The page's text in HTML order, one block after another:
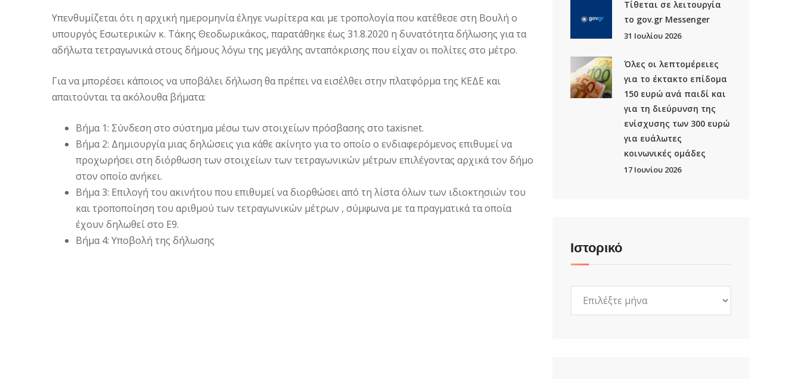
Υπενθυμίζεται ότι η αρχική ημερομηνία έληγε νωρίτερα και με τροπολογία που κατέθεσε στη Βουλή ο
υπουργός Εσωτερικών κ. Τάκης Θεοδωρικάκος, παρατάθηκε έως 31.8.2020 η δυνατότητα δήλωσης για τα
αδήλωτα τετραγωνικά στους δήμους λόγω της μεγάλης ανταπόκρισης που είχαν οι πολίτες στο μέτρο.
Για να μπορέσει κάποιος να υποβάλει δήλωση θα πρέπει να εισέλθει στην πλατφόρμα της ΚΕΔΕ και
απαιτούνται τα ακόλουθα βήματα:
Βήμα 1: Σύνδεση στο σύστημα μέσω των στοιχείων πρόσβασης στο taxisnet.
Βήμα 2: Δημιουργία μιας δηλώσεις για κάθε ακίνητο για το οποίο ο ενδιαφερόμενος επιθυμεί να
προχωρήσει στη διόρθωση των στοιχείων των τετραγωνικών μέτρων επιλέγοντας αρχικά τον δήμο
στον οποίο ανήκει.
Βήμα 3: Επιλογή του ακινήτου που επιθυμεί να διορθώσει από τη λίστα όλων των ιδιοκτησιών του
και τροποποίηση του αριθμού των τετραγωνικών μέτρων , σύμφωνα με τα πραγματικά τα οποία
έχουν δηλωθεί στο Ε9.
Βήμα 4: Υποβολή της δήλωσης
Τίθεται σε λειτουργία
το gov.gr Μessenger
31 Ιουλίου 2026
Όλες οι λεπτομέρειες
για το έκτακτο επίδομα
150 ευρώ ανά παιδί και
για τη διεύρυνση της
ενίσχυσης των 300 ευρώ
για ευάλωτες
κοινωνικές ομάδες
17 Ιουνίου 2026
Ιστορικό